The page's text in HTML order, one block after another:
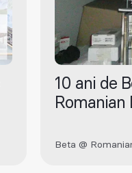
10 ani de
Romanian
Beta @